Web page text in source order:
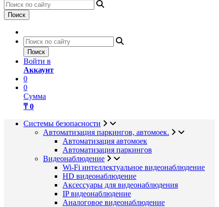
Поиск
Поиск
Войти в
Аккаунт
0
0
Сумма
₸ 0
Системы безопасности
Автоматизация паркингов, автомоек.
Автоматизация автомоек
Автоматизация паркингов
Видеонаблюдение
Wi-Fi интеллектуальное видеонаблюдение
HD видеонаблюдение
Аксессуары для видеонаблюдения
IP видеонаблюдение
Аналоговое видеонаблюдение